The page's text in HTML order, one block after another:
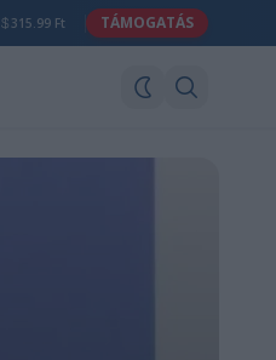
315.99 Ft TÁMOGATÁS